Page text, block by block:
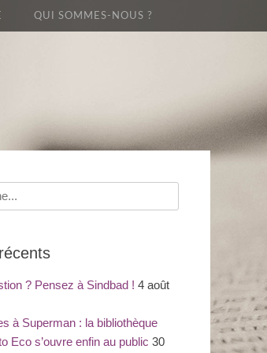
QUI SOMMES-NOUS ?
? Pensez à Sindbad ! 4 août
à Superman : la bibliothèque
Eco s’ouvre enfin au public 30